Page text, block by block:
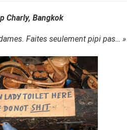
Charly, Bangkok
Faites seulement pipi pas… »